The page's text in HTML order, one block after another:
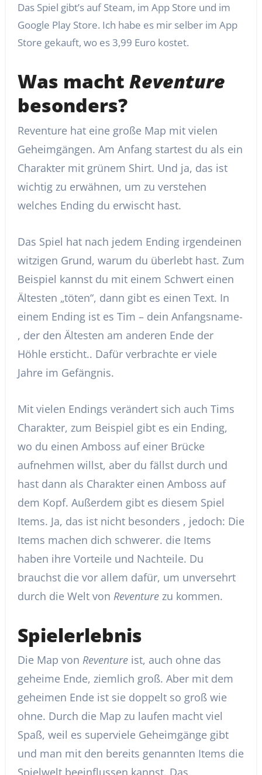
Das Spiel gibt’s auf Steam, im App Store und im
Google Play Store. Ich habe es mir selber im App
Store gekauft, wo es 3,99 Euro kostet.
Was macht Reventure
besonders?
Reventure hat eine große Map mit vielen
Geheimgängen. Am Anfang startest du als ein
Charakter mit grünem Shirt. Und ja, das ist
wichtig zu erwähnen, um zu verstehen
welches Ending du erwischt hast.
Das Spiel hat nach jedem Ending irgendeinen
witzigen Grund, warum du überlebt hast. Zum
Beispiel kannst du mit einem Schwert einen
Ältesten „töten“, dann gibt es einen Text. In
einem Ending ist es Tim – dein Anfangsname-
, der den Ältesten am anderen Ende der
Höhle ersticht.. Dafür verbrachte er viele
Jahre im Gefängnis.
Mit vielen Endings verändert sich auch Tims
Charakter, zum Beispiel gibt es ein Ending,
wo du einen Amboss auf einer Brücke
aufnehmen willst, aber du fällst durch und
hast dann als Charakter einen Amboss auf
dem Kopf. Außerdem gibt es diesem Spiel
Items. Ja, das ist nicht besonders , jedoch: Die
Items machen dich schwerer. die Items
haben ihre Vorteile und Nachteile. Du
brauchst die vor allem dafür, um unversehrt
durch die Welt von Reventurezu kommen.
Spielerlebnis
Die Map von Reventureist, auch ohne das
geheime Ende, ziemlich groß. Aber mit dem
geheimen Ende ist sie doppelt so groß wie
ohne. Durch die Map zu laufen macht viel
Spaß, weil es superviele Geheimgänge gibt
und man mit den bereits genannten Items die
Spielwelt beeinflussen kannst. Das